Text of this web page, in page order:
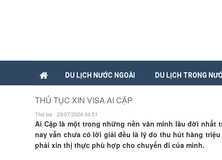
DU LỊCH NƯỚC NGOÀI DU LỊCH TRONG
THỦ TỤC XIN VISA AI CẬP
Thứ ba - 23/07/2024 04:51
Ai Cập là một trong những nền văn minh lâu đời
nay vẫn chưa có lời giải đều là lý do thu hút hàng
phải xin thị thực phù hợp cho chuyến đi của mình.